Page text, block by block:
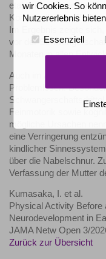
etablierten Screening-
Kommunikation,
Im Ergebnis zeigte
vor der
Monaten in allen
Auch im Alter von drei
Problemlösen.
Feinmotorik sowie
mögliche Ursachen
eine Verringerung
kindlicher
über die Nabelschnur.
Verfassung der Mutter
Kumasaka, I. et al.
Physical Activity Before
Neurodevelopment in
JAMA Netw Open 3/
Zurück zur Übersicht
wir Cookies. So
Nutzererlebnis
Essenziell